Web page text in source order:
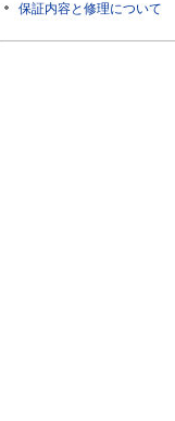
保証内容と修理について